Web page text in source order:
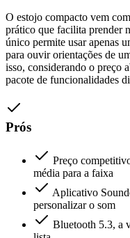
O estojo compacto vem
prático que facilita prender
único permite usar apenas
para ouvir orientações de
isso, considerando o preço
pacote de funcionalidades
Prós
Preço
média para a faixa
Aplicativo
personalizar o som
Bluetooth 5.3, a